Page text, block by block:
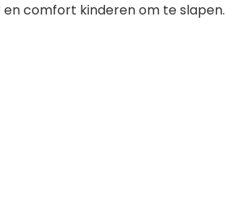
comfort kinderen om te slapen.